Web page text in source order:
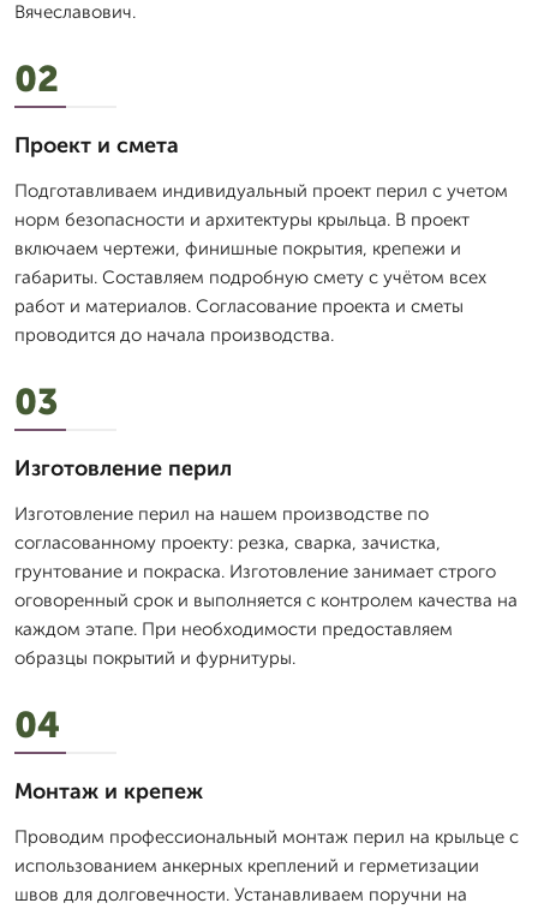
Вячеславович.
02
Проект и смета
Подготавливаем индивидуальный проект перил с учетом
норм безопасности и архитектуры крыльца. В проект
включаем чертежи, финишные покрытия, крепежи и
габариты. Составляем подробную смету с учётом всех
работ и материалов. Согласование проекта и сметы
проводится до начала производства.
03
Изготовление перил
Изготовление перил на нашем производстве по
согласованному проекту: резка, сварка, зачистка,
грунтование и покраска. Изготовление занимает строго
оговоренный срок и выполняется с контролем качества на
каждом этапе. При необходимости предоставляем
образцы покрытий и фурнитуры.
04
Монтаж и крепеж
Проводим профессиональный монтаж перил на крыльце с
использованием анкерных креплений и герметизации
швов для долговечности. Устанавливаем поручни на